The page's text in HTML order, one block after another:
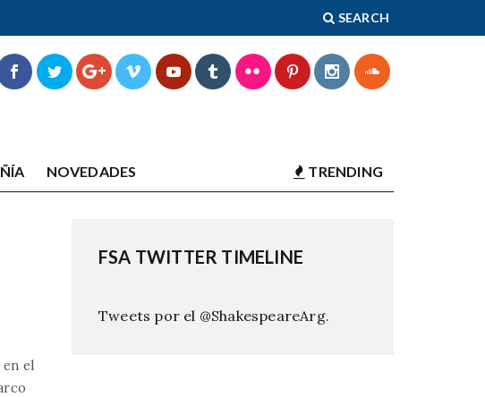
SEARCH
NOVEDADES TRENDING
en el
FSA TWITTER TIMELINE
Tweets por el @ShakespeareArg.